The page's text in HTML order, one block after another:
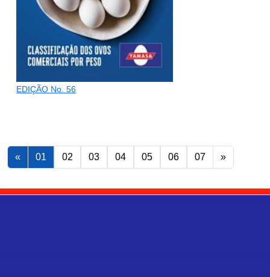
EDIÇÃO No. 56
« 01 02 03 04 05 06 07 »